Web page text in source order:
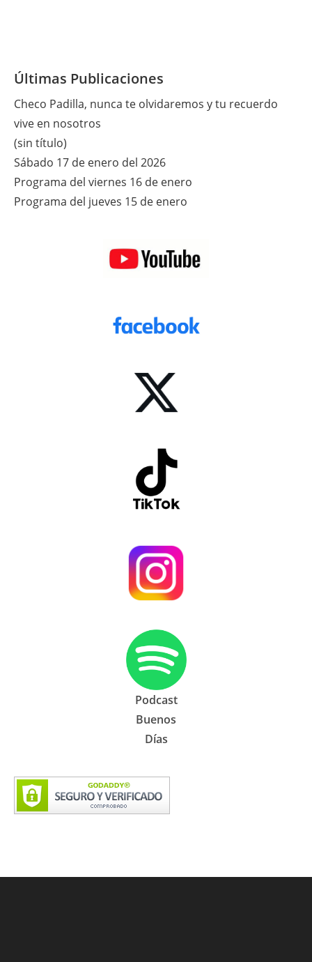
Últimas Publicaciones
Checo Padilla, nunca te olvidaremos y tu recuerdo
vive en nosotros
(sin título)
Sábado 17 de enero del 2026
Programa del viernes 16 de enero
Programa del jueves 15 de enero
Podcast
Buenos
Días